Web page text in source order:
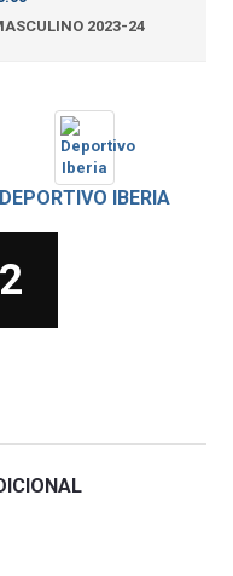
2023-24
DEPORTIVO IBERIA
2